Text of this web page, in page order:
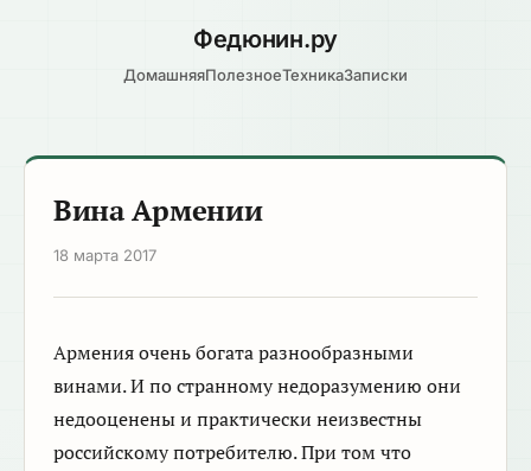
Федюнин.ру
ДомашняяПолезноеТехникаЗаписки
Вина Армении
18 марта 2017
Армения очень богата разнообразными
винами. И по странному недоразумению они
недооценены и практически неизвестны
российскому потребителю. При том что